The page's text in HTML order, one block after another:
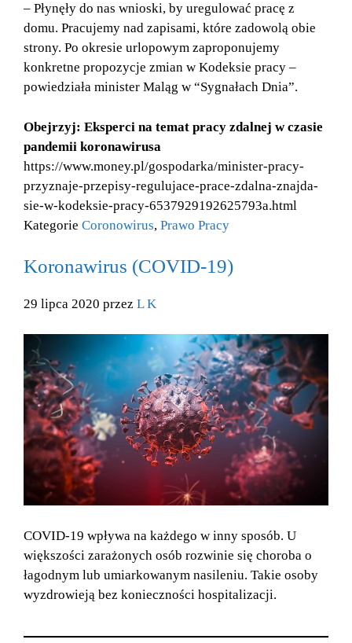
– Płynęły do nas wnioski, by uregulować pracę z
domu. Pracujemy nad zapisami, które zadowolą obie
strony. Po okresie urlopowym zaproponujemy
konkretne propozycje zmian w Kodeksie pracy –
powiedziała minister Maląg w “Sygnałach Dnia”.
Obejrzyj: Eksperci na temat pracy zdalnej w czasie
pandemii koronawirusa
https://www.money.pl/gospodarka/minister-pracy-
przyznaje-przepisy-regulujace-prace-zdalna-znajda-
sie-w-kodeksie-pracy-6537929192625793a.html
Kategorie Coronowirus, Prawo Pracy
Koronawirus (COVID-19)
29 lipca 2020 przez L K
COVID-19 wpływa na każdego w inny sposób. U
większości zarażonych osób rozwinie się choroba o
łagodnym lub umiarkowanym nasileniu. Takie osoby
wyzdrowieją bez konieczności hospitalizacji.